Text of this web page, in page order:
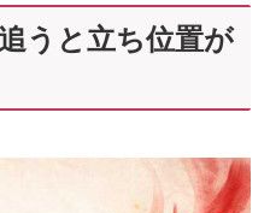
うと立ち位置が